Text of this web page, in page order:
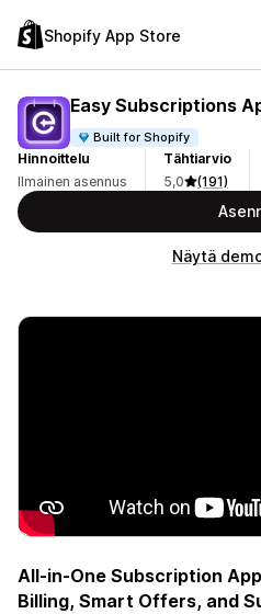
Shopify App Store
Easy Subscriptions
Built for Shopify
Hinnoittelu
Ilmainen asennus
Tähtiarvio
5,0
(191)
Näytä
All-in-One Subscription
Billing, Smart Offers, and